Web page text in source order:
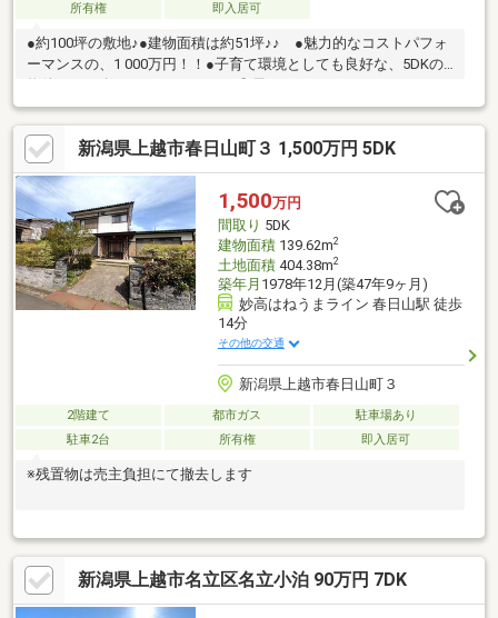
所有権
即入居可
●約100坪の敷地♪●建物面積は約51坪♪♪ ●魅力的なコストパフォ
ーマンスの、1 000万円！！●子育て環境としても良好な、5DKの
物件のご紹介となっています。●和風のインテリアにこだわっ
た、趣ある邸宅です♪
新潟県上越市春日山町３ 1,500万円 5DK
1,500万円
間取り 5DK
建物面積139.62m2
土地面積404.38m2
築年月 1978年12月(築47年9ヶ月)
妙高はねうまライン 春日山駅 徒歩
14分
その他の交通
新潟県上越市春日山町３
2階建て 都市ガス
駐車場あり
駐車2台
所有権 即入居可
※残置物は売主負担にて撤去します
新潟県上越市名立区名立小泊 90万円 7DK